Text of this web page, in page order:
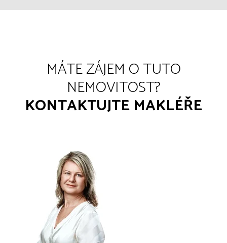
MÁTE ZÁJEM O TUTO
NEMOVITOST?
KONTAKTUJTE MAKLÉŘE